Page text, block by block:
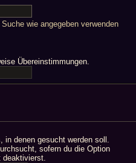
wie angegeben verwenden
Übereinstimmungen.
denen gesucht werden soll.
sofern du die Option
deaktivierst.